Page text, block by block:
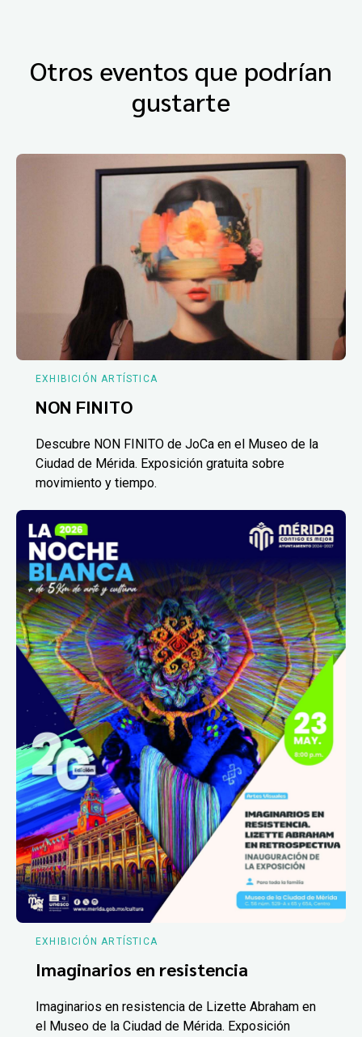
Otros eventos que podrían
gustarte
EXHIBICIÓN ARTÍSTICA
NON FINITO
Descubre NON FINITO de JoCa en el Museo de la
Ciudad de Mérida. Exposición gratuita sobre
movimiento y tiempo.
EXHIBICIÓN ARTÍSTICA
Imaginarios en resistencia
Imaginarios en resistencia de Lizette Abraham en
el Museo de la Ciudad de Mérida. Exposición